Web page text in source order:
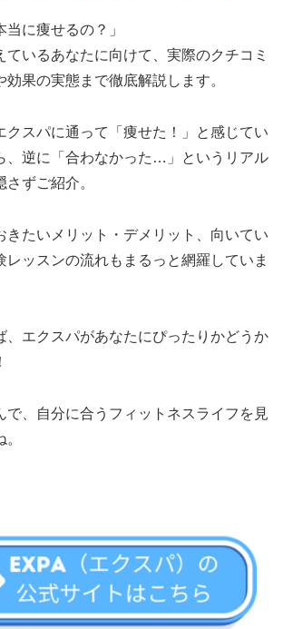
当に痩せるの？」
ているあなたに向けて、実際のクチコミ
果の実態まで徹底解説します。
クスパに通って「痩せた！」と感じてい
、逆に「合わなかった…」というリアル
ずご紹介。
きたいメリット・デメリット、向いてい
レッスンの流れもまるっと網羅していま
、エクスパがあなたにぴったりかどうか
で、自分に合うフィットネスライフを見